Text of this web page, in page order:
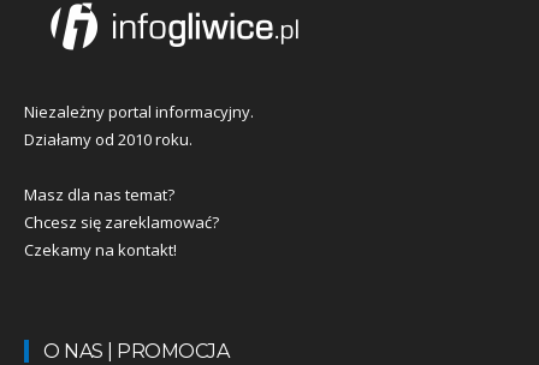
Niezależny portal informacyjny.
Działamy od 2010 roku.
Masz dla nas temat?
Chcesz się zareklamować?
Czekamy na kontakt!
O NAS | PROMOCJA